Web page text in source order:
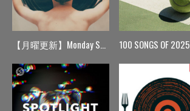
【月曜更新】Monday Spin 100 SONGS OF 2025